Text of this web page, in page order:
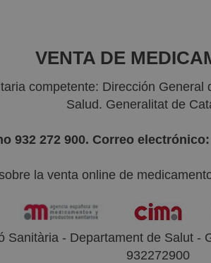
VENTA DE
competente: Dirección
Salud. Generalitat de
932 272 900. Correo
la venta online de
Sanitària - Departament de Salut
932272900